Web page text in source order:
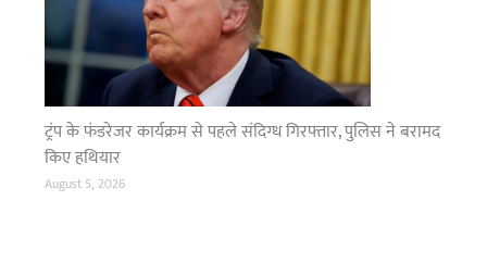
ट्रंप के फंडरेजर कार्यक्रम से पहले संदिग्ध गिरफ्तार, पुलिस ने बरामद
किए हथियार
August 5, 2026